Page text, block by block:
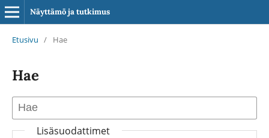
Näyttämö ja tutkimus
Etusivu / Hae
Hae
Lisäsuodattimet